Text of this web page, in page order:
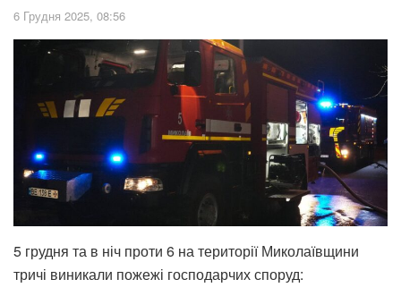
6 Грудня 2025, 08:56
5 грудня та в ніч проти 6 на території Миколаївщини
тричі виникали пожежі господарчих споруд: